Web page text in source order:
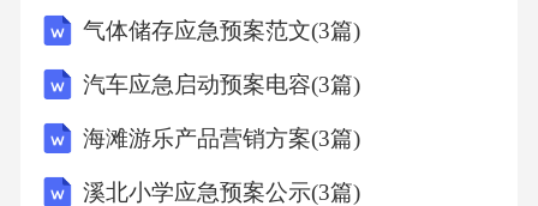
是结构上与负荷开关不同，相对来说简单一
断开点，大部分断路器不具隔离功能，也有少
数断路加装了隔离刀闸。4、隔离开关不具备保
护功能，负荷开关的保护一般是加熔断器保
气体储存应急预案范文(3篇)
汽车应急启动预案电容(3篇)
海滩游乐产品营销方案(3篇)
溪北小学应急预案公示(3篇)